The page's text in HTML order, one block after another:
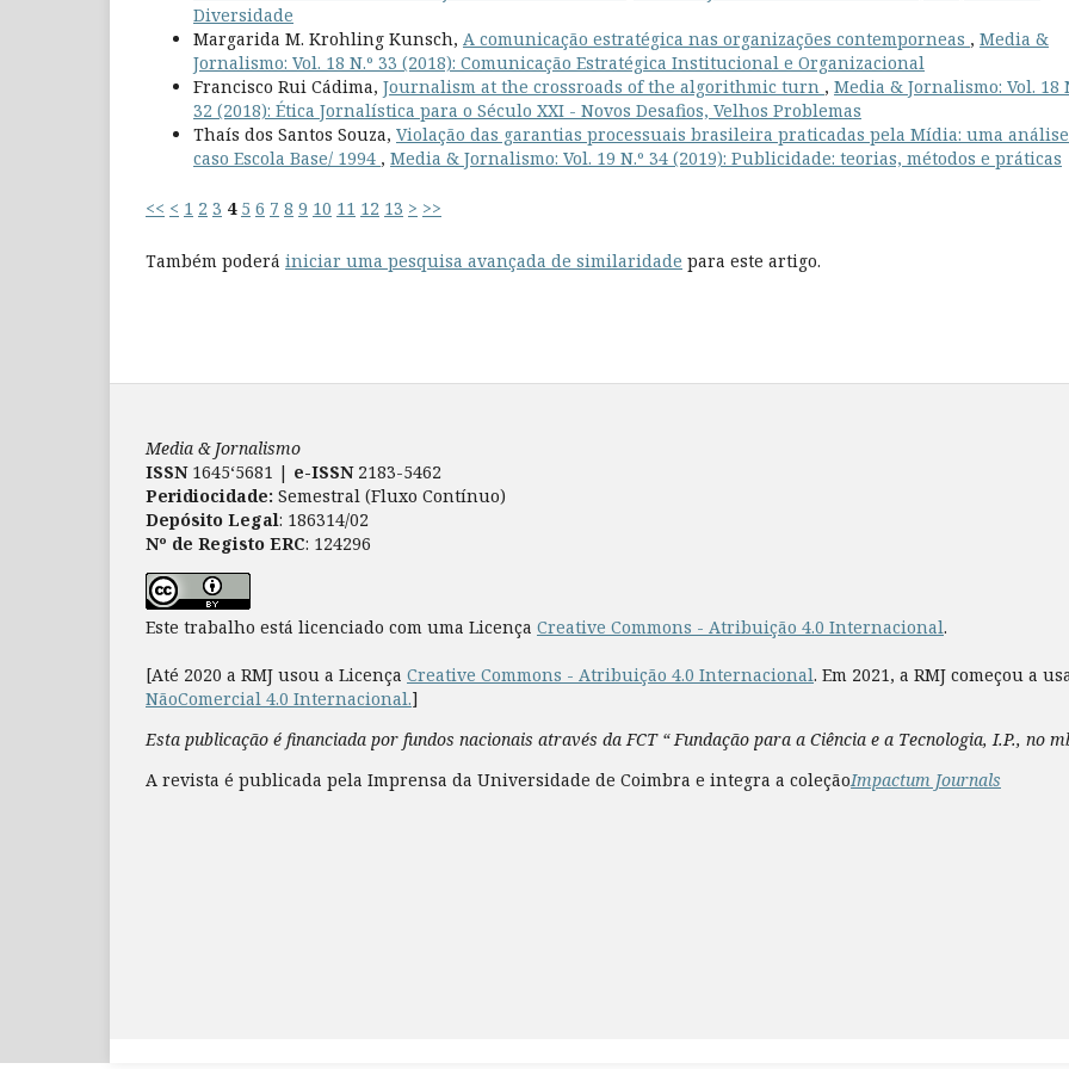
Diversidade
Margarida M. Krohling Kunsch, A comunicação estratégica nas organizações contemporneas , Media &
Jornalismo: Vol. 18 N.º 33 (2018): Comunicação Estratégica Institucional e Organizacional
Francisco Rui Cádima, Journalism at the crossroads of the algorithmic turn , Media & Jornalismo: Vol. 18
32 (2018): Ética Jornalística para o Século XXI - Novos Desafios, Velhos Problemas
Thaís dos Santos Souza, Violação das garantias processuais brasileira praticadas pela Mídia: uma
caso Escola Base/ 1994 , Media & Jornalismo: Vol. 19 N.º 34 (2019): Publicidade: teorias, métodos e práticas
<< < 1 2 3 4 5 6 7 8 9 10 11 12 13 > >>
Também poderá iniciar uma pesquisa avançada de similaridade para este artigo.
Media & Jornalismo
ISSN 1645‘5681 | e-ISSN2183-5462
Peridiocidade: Semestral (Fluxo Contínuo)
Depósito Legal: 186314/02
Nº de Registo ERC: 124296
Este trabalho está licenciado com uma Licença Creative Commons - Atribuição 4.0 Internacional.
[Até 2020 a RMJ usou a Licença Creative Commons - Atribuição 4.0 Internacional. Em 2021, a RMJ começou a
NãoComercial 4.0 Internacional.]
Esta publicação é financiada por fundos nacionais através da FCT “ Fundação para a Ciência e a Tecnologia, I.P., no
A revista é publicada pela Imprensa da Universidade de Coimbra e integra a coleçãoImpactum Journals